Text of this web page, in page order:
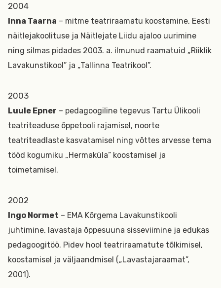
2004
Inna Taarna – mitme teatriraamatu koostamine, Eesti
näitlejakoolituse ja Näitlejate Liidu ajaloo uurimine
ning silmas pidades 2003. a. ilmunud raamatuid „Riiklik
Lavakunstikool” ja „Tallinna Teatrikool”.
2003
Luule Epner – pedagoogiline tegevus Tartu Ülikooli
teatriteaduse õppetooli rajamisel, noorte
teatriteadlaste kasvatamisel ning võttes arvesse tema
tööd kogumiku „Hermaküla” koostamisel ja
toimetamisel.
2002
Ingo Normet – EMA Kõrgema Lavakunstikooli
juhtimine, lavastaja õppesuuna sisseviimine ja edukas
pedagoogitöö. Pidev hool teatriraamatute tõlkimisel,
koostamisel ja väljaandmisel („Lavastajaraamat”,
2001).